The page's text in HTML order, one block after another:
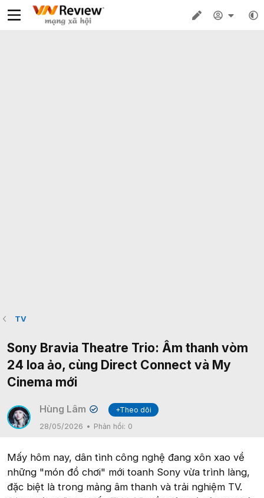
TV
Sony Bravia Theatre Trio: Âm thanh vòm
24 loa ảo, cùng Direct Connect và My
Cinema mới
Hùng Lâm ✔
+Theo dõi
28/05/2026
Phản hồi: 0
Mấy hôm nay, dân tình công nghệ đang xôn xao về
những "món đồ chơi" mới toanh Sony vừa trình làng,
đặc biệt là trong mảng âm thanh và trải nghiệm TV.